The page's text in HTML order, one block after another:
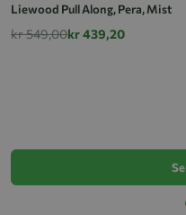
Liewood Pull Along, Pera, Mist
kr 549,00kr 439,20